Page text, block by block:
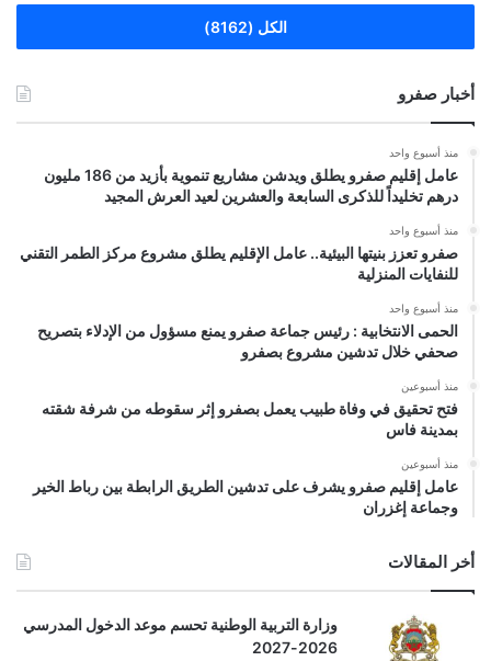
الكل (8162)
أخبار صفرو
منذ أسبوع واحد
عامل إقليم صفرو يطلق ويدشن مشاريع تنموية بأزيد من 186 مليون
درهم تخليداً للذكرى السابعة والعشرين لعيد العرش المجيد
منذ أسبوع واحد
صفرو تعزز بنيتها البيئية.. عامل الإقليم يطلق مشروع مركز الطمر التقني
للنفايات المنزلية
منذ أسبوع واحد
الحمى الانتخابية : رئيس جماعة صفرو يمنع مسؤول من الإدلاء بتصريح
صحفي خلال تدشين مشروع بصفرو
منذ أسبوعين
فتح تحقيق في وفاة طبيب يعمل بصفرو إثر سقوطه من شرفة شقته
بمدينة فاس
منذ أسبوعين
عامل إقليم صفرو يشرف على تدشين الطريق الرابطة بين رباط الخير
وجماعة إغزران
أخر المقالات
وزارة التربية الوطنية تحسم موعد الدخول المدرسي
2026-2027